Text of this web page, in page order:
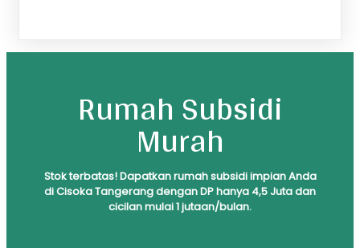
Rumah Subsidi
Murah
Stokterbatas! Dapatkan rumah subsidi impian Anda
di Cisoka Tangerang dengan DP hanya 4,5 Juta dan
cicilan mulai 1 jutaan/bulan.